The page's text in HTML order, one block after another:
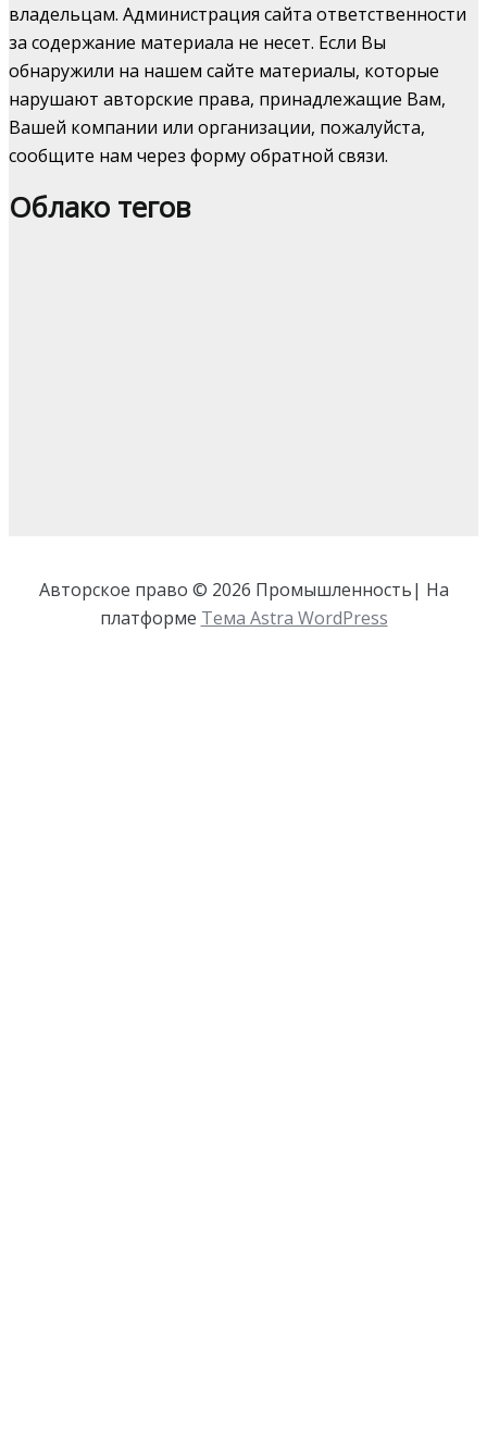
владельцам. Администрация сайта ответственности
за содержание материала не несет. Если Вы
обнаружили на нашем сайте материалы, которые
нарушают авторские права, принадлежащие Вам,
Вашей компании или организации, пожалуйста,
сообщите нам через форму обратной связи.
Облако тегов
Авторское право © 2026 Промышленность| На
платформе Тема Astra WordPress